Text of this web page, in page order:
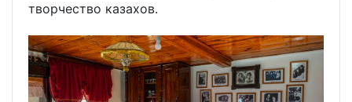
творчество казахов.